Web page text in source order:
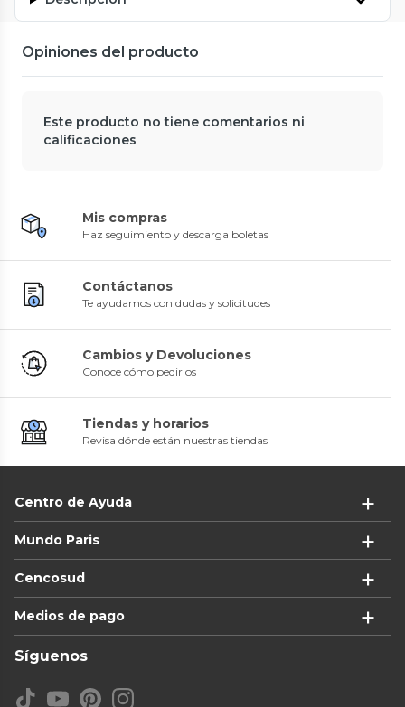
Opiniones del producto
Este producto no tiene comentarios ni
calificaciones
Mis compras
Haz seguimiento y descarga boletas
Contáctanos
Te ayudamos con dudas y solicitudes
Cambios y Devoluciones
Conoce cómo pedirlos
Tiendas y horarios
Revisa dónde están nuestras tiendas
Centro de Ayuda
Mundo Paris
Cencosud
Medios de pago
Síguenos